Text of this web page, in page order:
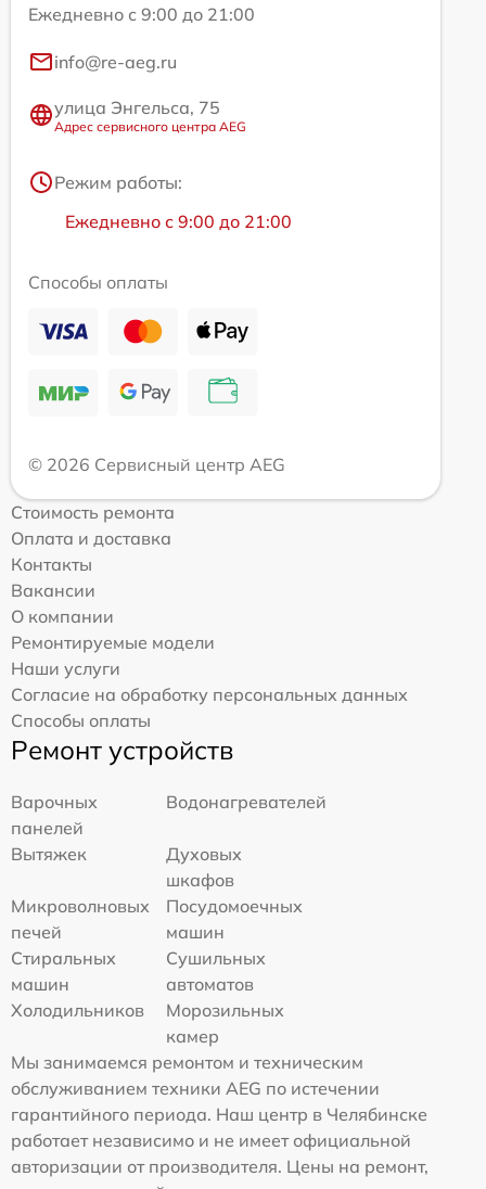
Ежедневно с 9:00 до 21:00
info@re-aeg.ru
улица Энгельса, 75
Адрес сервисного центра AEG
Режим работы:
Ежедневно с 9:00 до 21:00
Способы оплаты
© 2026 Сервисный центр AEG
Стоимость ремонта
Оплата и доставка
Контакты
Вакансии
О компании
Ремонтируемые модели
Наши услуги
Согласие на обработку персональных данных
Способы оплаты
Ремонт устройств
Варочных
панелей
Водонагревателей
Вытяжек
Духовых
шкафов
Микроволновых
печей
Посудомоечных
машин
Стиральных
машин
Сушильных
автоматов
Холодильников
Морозильных
камер
Мы занимаемся ремонтом и техническим
обслуживанием техники AEG по истечении
гарантийного периода. Наш центр в Челябинске
работает независимо и не имеет официальной
авторизации от производителя. Цены на ремонт,